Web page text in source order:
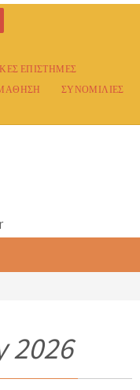
ΕΠΙΣΤΉΜΕΣ
ΣΥΝΟΜΙΛΊΕΣ
2026